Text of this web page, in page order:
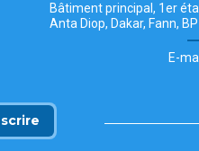
Bâtiment principal, 1er
Anta Diop, Dakar, Fann,
E-